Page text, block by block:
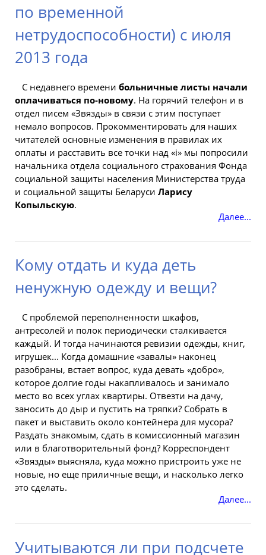
по временной
нетрудоспособности) с июля
2013 года
С недавнего времени больничные листы начали
оплачиваться по-новому. На горячий телефон и в
отдел писем «Звязды» в связи с этим поступает
немало вопросов. Прокомментировать для наших
читателей основные изменения в правилах их
оплаты и расставить все точки над «i» мы попросили
начальника отдела социального страхования Фонда
социальной защиты населения Министерства труда
и социальной защиты Беларуси Ларису
Копыльскую.
Далее...
Кому отдать и куда деть
ненужную одежду и вещи?
С проблемой переполненности шкафов,
антресолей и полок периодически сталкивается
каждый. И тогда начинаются ревизии одежды, книг,
игрушек... Когда домашние «завалы» наконец
разобраны, встает вопрос, куда девать «добро»,
которое долгие годы накапливалось и занимало
место во всех углах квартиры. Отвезти на дачу,
заносить до дыр и пустить на тряпки? Собрать в
пакет и выставить около контейнера для мусора?
Раздать знакомым, сдать в комиссионный магазин
или в благотворительный фонд? Корреспондент
«Звязды» выясняла, куда можно пристроить уже не
новые, но еще приличные вещи, и насколько легко
это сделать.
Далее...
Учитываются ли при подсчете